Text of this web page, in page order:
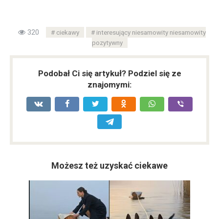
320 ciekawy
interesujący niesamowity niesamowity
pozytywny
Podobał Ci się artykuł? Podziel się ze
znajomymi:
Możesz też uzyskać ciekawe